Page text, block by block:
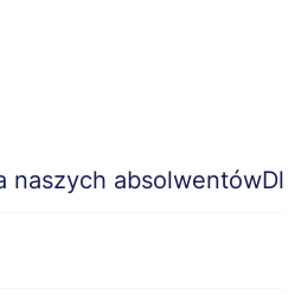
naszych absolwentów